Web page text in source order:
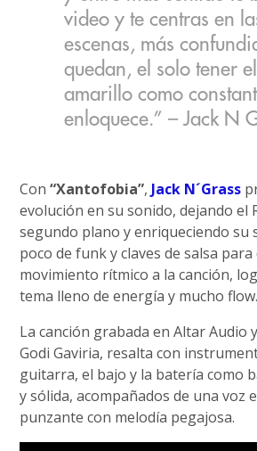
video y te centras en
escenas, más
quedan, el solo tener
amarillo como
enloquece.” – Jack N
Con“Xantofobia”, Jack N´Grass
evolución en su sonido, dejando el
segundo plano y enriqueciendo su
poco de funk y claves de salsa
movimiento rítmico a la canción,
tema lleno de energía y mucho flow.
La canción grabada en Altar Audio
Godi Gaviria, resalta con
guitarra, el bajo y la batería como
y sólida, acompañados de una voz
punzante con melodía pegajosa.